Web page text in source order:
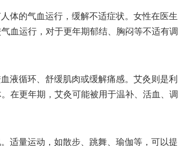
体的气血运行，缓解不适症状。女性在医生
血运行，对于更年期郁结、胸闷等不适有调
液循环、舒缓肌肉或缓解痛感。艾灸则是利
在更年期，艾灸可能被用于温补、活血、调
适量运动，如散步、跳舞、瑜伽等，可以提